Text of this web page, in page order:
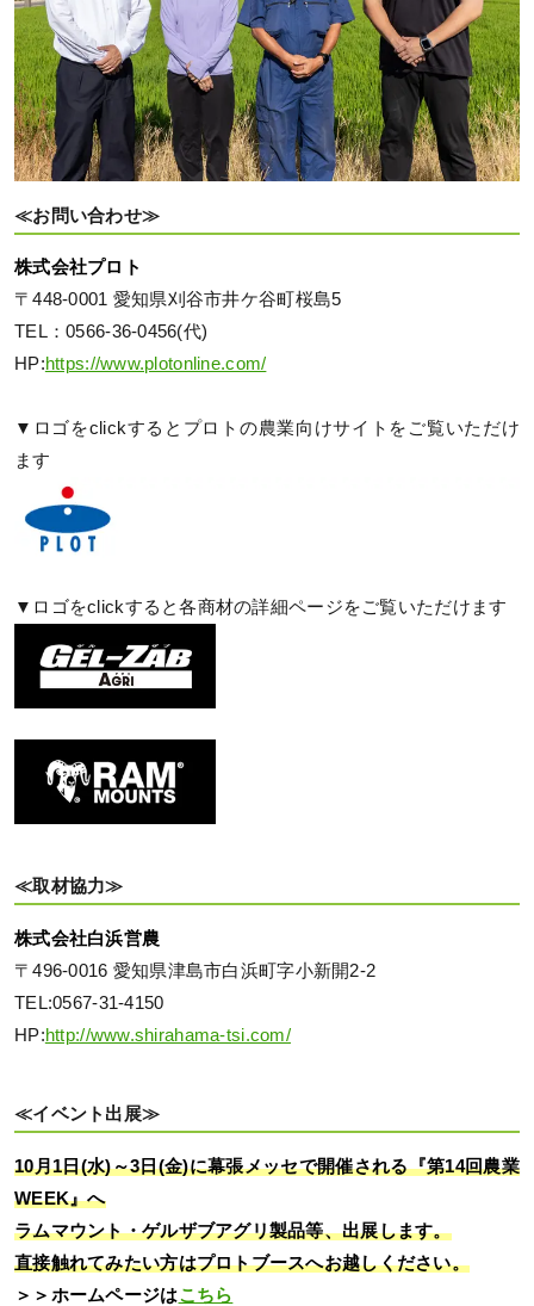
≪お問い合わせ≫
株式会社プロト
〒448-0001 愛知県刈谷市井ケ谷町桜島5
TEL：0566-36-0456(代)
HP:https://www.plotonline.com/
▼ロゴをclickするとプロトの農業向けサイトをご覧いただけ
ます
▼ロゴをclickすると各商材の詳細ページをご覧いただけます
≪取材協力≫
株式会社白浜営農
〒496-0016 愛知県津島市白浜町字小新開2-2
TEL:0567-31-4150
HP:http://www.shirahama-tsi.com/
≪イベント出展≫
10月1日(水)～3日(金)に幕張メッセで開催される『第14回農業
WEEK』へ
ラムマウント・ゲルザブアグリ製品等、出展します。
直接触れてみたい方はプロトブースへお越しください。
＞＞ホームページはこちら